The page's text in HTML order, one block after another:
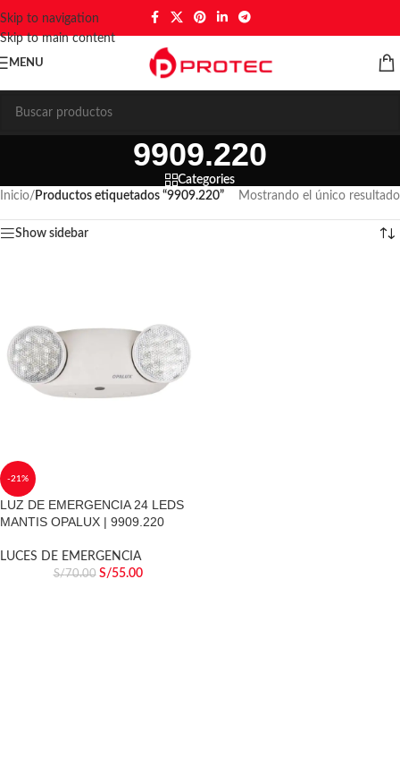
Skip to navigation
Skip to main content
MENU
9909.220
Categories
Inicio/ Productos etiquetados “9909.220” Mostrando el único resultado
Show sidebar
-21%
LUZ DE EMERGENCIA 24 LEDS
MANTIS OPALUX | 9909.220
LUCES DE EMERGENCIA
S/70.00 S/55.00